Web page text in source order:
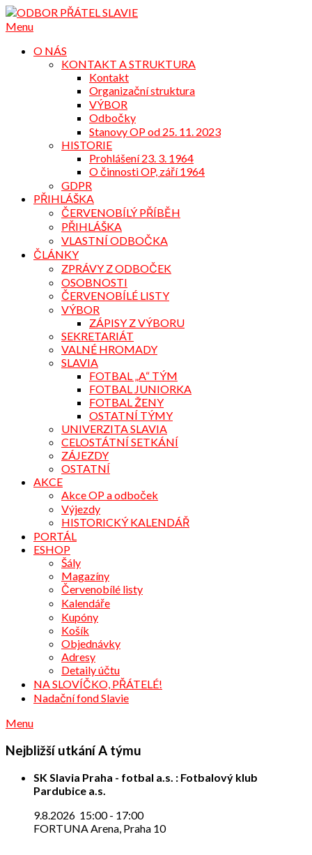
Přejdi
na
Menu
O NÁS
KONTAKT A STRUKTURA
Kontakt
Organizační struktura
VÝBOR
Odbočky
Stanovy OP od 25. 11. 2023
HISTORIE
Prohlášení 23. 3. 1964
O činnosti OP, září 1964
GDPR
PŘIHLÁŠKA
ČERVENOBÍLÝ PŘÍBĚH
PŘIHLÁŠKA
VLASTNÍ ODBOČKA
ČLÁNKY
ZPRÁVY Z ODBOČEK
OSOBNOSTI
ČERVENOBÍLÉ LISTY
VÝBOR
ZÁPISY Z VÝBORU
SEKRETARIÁT
VALNÉ HROMADY
SLAVIA
FOTBAL „A“ TÝM
FOTBAL JUNIORKA
FOTBAL ŽENY
OSTATNÍ TÝMY
UNIVERZITA SLAVIA
CELOSTÁTNÍ SETKÁNÍ
ZÁJEZDY
OSTATNÍ
AKCE
Akce OP a odboček
Výjezdy
HISTORICKÝ KALENDÁŘ
PORTÁL
ESHOP
Šály
Magazíny
Červenobílé listy
Kalendáře
Kupóny
Košík
Objednávky
Adresy
Detaily účtu
NA SLOVÍČKO, PŘÁTELÉ!
Nadační fond Slavie
Menu
Nejbližší utkání A týmu
SK Slavia Praha - fotbal a.s. : Fotbalový klub
Pardubice a.s.
9.8.2026 15:00- 17:00
FORTUNA Arena, Praha 10